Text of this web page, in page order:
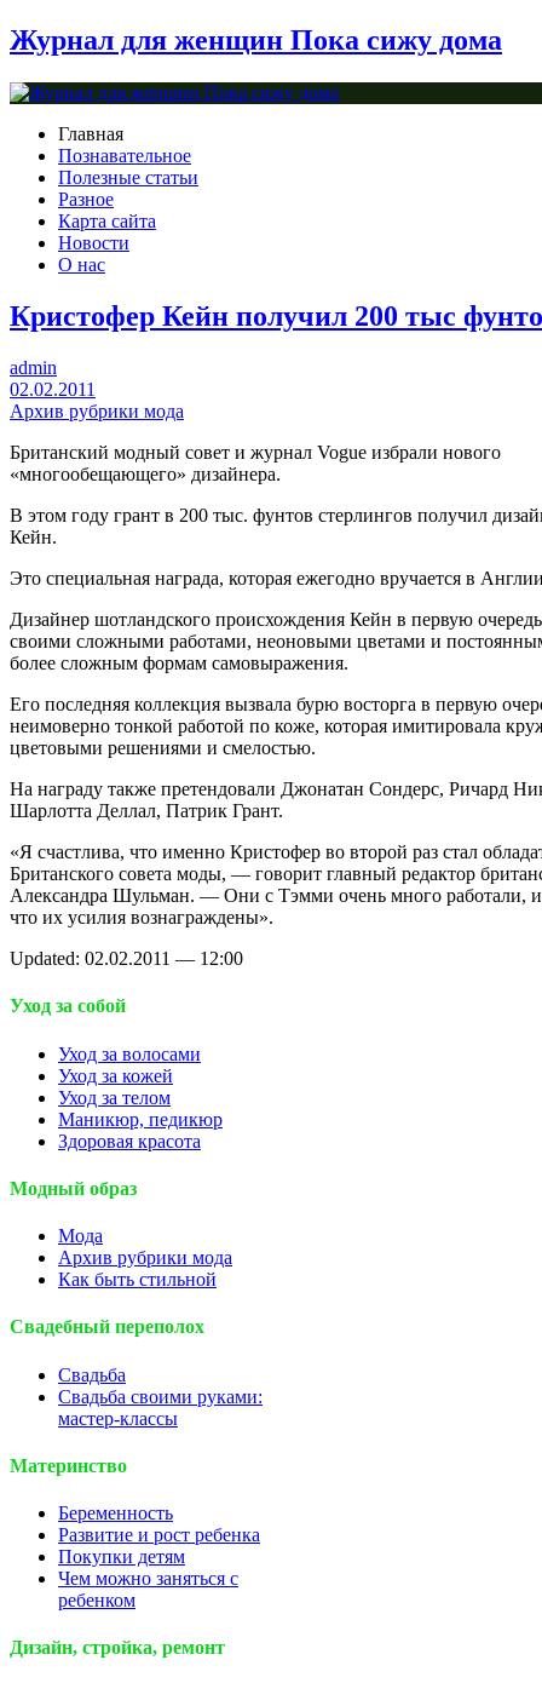
Журнал для женщин Пока сижу дома
Главная
Познавательное
Полезные статьи
Разное
Карта сайта
Новости
О нас
Кристофер Кейн получил 200 тыс
admin
02.02.2011
Архив рубрики мода
Британский модный совет и журнал Vogue избрали нового
«многообещающего» дизайнера.
В этом году грант в 200 тыс. фунтов стерлингов получил
Кейн.
Это специальная награда, которая ежегодно вручается в
Дизайнер шотландского происхождения Кейн в первую очередь
своими сложными работами, неоновыми цветами и
более сложным формам самовыражения.
Его последняя коллекция вызвала бурю восторга в первую
неимоверно тонкой работой по коже, которая имитировала
цветовыми решениями и смелостью.
На награду также претендовали Джонатан Сондерс, Ричард
Шарлотта Деллал, Патрик Грант.
«Я счастлива, что именно Кристофер во второй раз стал
Британского совета моды, — говорит главный редактор
Александра Шульман. — Они с Тэмми очень много работали, и
что их усилия вознаграждены».
Updated: 02.02.2011 — 12:00
Уход за собой
Уход за волосами
Уход за кожей
Уход за телом
Маникюр, педикюр
Здоровая красота
Модный образ
Мода
Архив рубрики мода
Как быть стильной
Свадебный переполох
Свадьба
Свадьба своими руками:
мастер-классы
Материнство
Беременность
Развитие и рост ребенка
Покупки детям
Чем можно заняться с
ребенком
Дизайн, стройка, ремонт